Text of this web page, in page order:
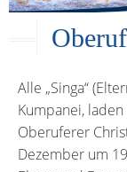
Alle „Singa“
Kumpanei,
Oberuferer
Dezember um